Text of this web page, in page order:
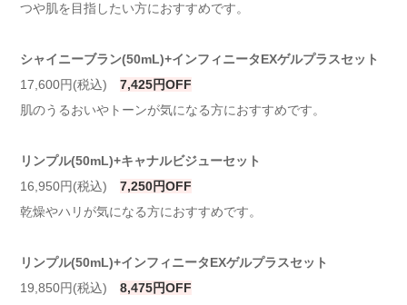
つや肌を目指したい方におすすめです。
シャイニーブラン(50mL)+インフィニータEXゲルプラスセット
17,600円(税込) 7,425円OFF
肌のうるおいやトーンが気になる方におすすめです。
リンプル(50mL)+キャナルビジューセット
16,950円(税込) 7,250円OFF
乾燥やハリが気になる方におすすめです。
リンプル(50mL)+インフィニータEXゲルプラスセット
19,850円(税込) 8,475円OFF